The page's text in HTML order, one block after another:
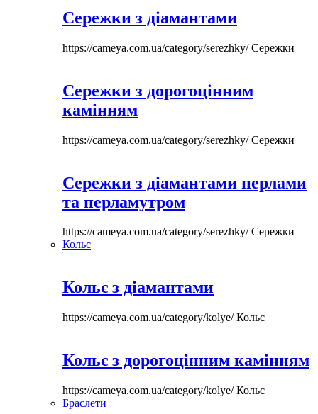
Сережки з діамантами
https://cameya.com.ua/category/serezhky/Сережки
Сережки з дорогоцінним
камінням
https://cameya.com.ua/category/serezhky/Сережки
Сережки з діамантами перлами
та перламутром
https://cameya.com.ua/category/serezhky/Сережки
Кольє
Кольє з діамантами
https://cameya.com.ua/category/kolye/Кольє
Кольє з дорогоцінним камінням
https://cameya.com.ua/category/kolye/Кольє
Браслети